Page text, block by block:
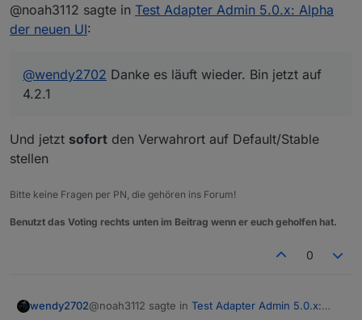
Oder
iobroker upgrade admin http://
Online
@noah3112 sagte in Test Adapter Admin 5.0.x: Alpha
der neuen UI:
@wendy2702 Danke es läuft wieder. Bin jetzt auf
4.2.1
Und jetzt sofort den Verwahrort auf Default/Stable
stellen
Bitte keine Fragen per PN, die gehören ins Forum!
Benutzt das Voting rechts unten im Beitrag wenn er euch geholfen hat.
0
wendy2702@noah3112 sagte in Test Adapter Admin 5.0.x: